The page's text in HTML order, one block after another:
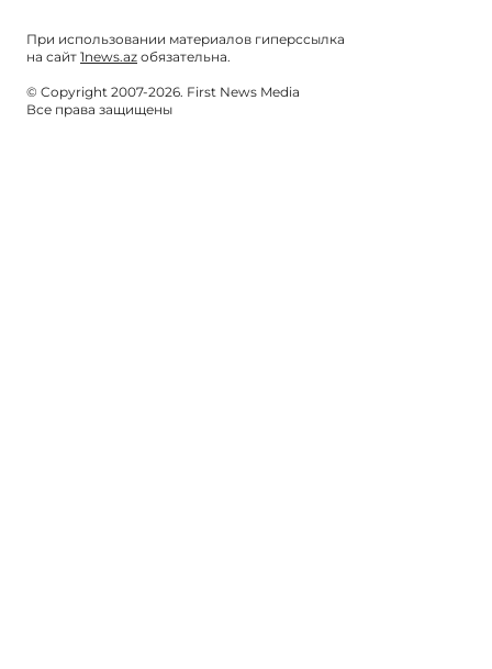
При использовании материалов гиперссылка
на сайт 1news.az обязательна.
© Copyright 2007-2026. First News Media
Все права защищены